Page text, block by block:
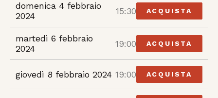
domenica 4 febbraio
2024
15:30 ACQUISTA
martedì 6 febbraio
2024
19:00 ACQUISTA
giovedì 8 febbraio 2024 19:00 ACQUISTA